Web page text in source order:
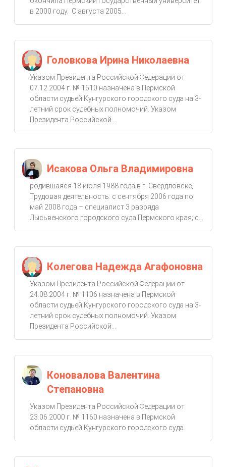
в 2000 году. С августа 2005...
Головкова Ирина Николаевна
Указом Президента Российской Федерации от
07.12.2004 г. № 1510 назначена в Пермской
области судьей Кунгурского городского суда на 3-
летний срок судебных полномочий. Указом
Президента Российской...
Исакова Ольга Владимировна
родившаяся 18 июля 1988 года в г. Свердловске,
Трудовая деятельность: с сентября 2006 года по
май 2008 года – специалист 3 разряда
Лысьвенского городского суда Пермского края; с...
Колегова Надежда Агафоновна
Указом Президента Российской Федерации от
24.08.2004 г. № 1106 назначена в Пермской
области судьей Кунгурского городского суда на 3-
летний срок судебных полномочий. Указом
Президента Российской...
Коновалова Валентина
Степановна
Указом Президента Российской Федерации от
23.06.2000 г. № 1160 назначена в Пермской
области судьей Кунгурского городского суда.